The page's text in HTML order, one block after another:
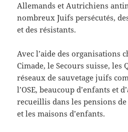
Allemands et Autrichiens
nombreux Juifs persécutés,
et des résistants.
Avec l’aide des organisations
Cimade, le Secours suisse, les
réseaux de sauvetage juifs
l’OSE, beaucoup d’enfants et
recueillis dans les pensions
et les maisons d’enfants.